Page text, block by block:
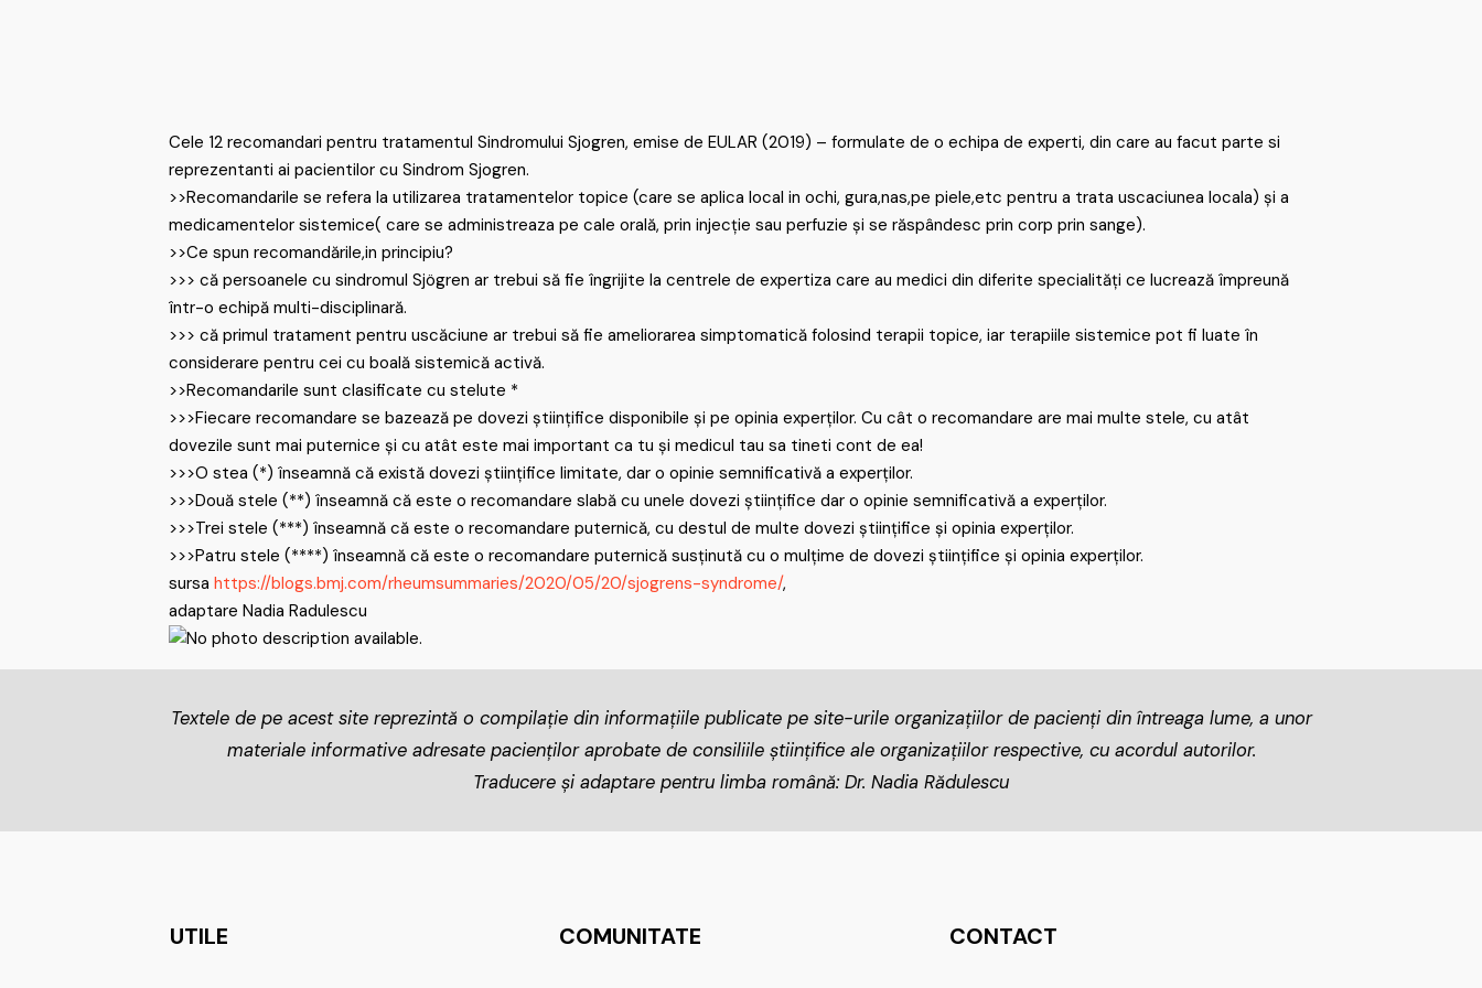
Cele 12 recomandari pentru tratamentul Sindromului Sjogren, emise de EULAR (2019) – formulate de o echipa de experti, din care au facut parte si
reprezentanti ai pacientilor cu Sindrom Sjogren.
>>Recomandarile se refera la utilizarea tratamentelor topice (care se aplica local in ochi, gura,nas,pe piele,etc pentru a trata uscaciunea locala) și a
medicamentelor sistemice( care se administreaza pe cale orală, prin injecție sau perfuzie și se răspândesc prin corp prin sange).
>>Ce spun recomandările,in principiu?
>>> că persoanele cu sindromul Sjögren ar trebui să fie îngrijite la centrele de expertiza care au medici din diferite specialități ce lucrează împreună
într-o echipă multi-disciplinară.
>>> că primul tratament pentru uscăciune ar trebui să fie ameliorarea simptomatică folosind terapii topice, iar terapiile sistemice pot fi luate în
considerare pentru cei cu boală sistemică activă.
>>Recomandarile sunt clasificate cu stelute *
>>>Fiecare recomandare se bazează pe dovezi științifice disponibile și pe opinia experților. Cu cât o recomandare are mai multe stele, cu atât
dovezile sunt mai puternice și cu atât este mai important ca tu și medicul tau sa tineti cont de ea!
>>>O stea (*) înseamnă că există dovezi științifice limitate, dar o opinie semnificativă a experților.
>>>Două stele (**) înseamnă că este o recomandare slabă cu unele dovezi științifice dar o opinie semnificativă a experților.
>>>Trei stele (***) înseamnă că este o recomandare puternică, cu destul de multe dovezi științifice și opinia experților.
>>>Patru stele (****) înseamnă că este o recomandare puternică susținută cu o mulțime de dovezi științifice și opinia experților.
sursa https://blogs.bmj.com/rheumsummaries/2020/05/20/sjogrens-syndrome/,
adaptare Nadia Radulescu
Textele de pe acest site reprezintă o compilație din informațiile publicate pe site-urile organizațiilor de pacienți din întreaga lume, a unor
materiale informative adresate pacienților aprobate de consiliile științifice ale organizațiilor respective, cu acordul autorilor.
Traducere și adaptare pentru limba română: Dr. Nadia Rădulescu
UTILE COMUNITATE CONTACT